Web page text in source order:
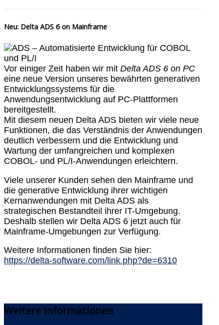
Neu: Delta ADS 6 on Mainframe
Vor einiger Zeit haben wir mit Delta ADS 6 on PC
eine neue Version unseres bewährten generativen
Entwicklungssystems für die
Anwendungsentwicklung auf PC-Plattformen
bereitgestellt.
Mit diesem neuen Delta ADS bieten wir viele neue
Funktionen, die das Verständnis der Anwendungen
deutlich verbessern und die Entwicklung und
Wartung der umfangreichen und komplexen
COBOL- und PL/I-Anwendungen erleichtern.
Viele unserer Kunden sehen den Mainframe und
die generative Entwicklung ihrer wichtigen
Kernanwendungen mit Delta ADS als
strategischen Bestandteil ihrer IT-Umgebung.
Deshalb stellen wir Delta ADS 6 jetzt auch für
Mainframe-Umgebungen zur Verfügung.
Weitere Informationen finden Sie hier:
https://delta-software.com/link.php?de=6310
Weitere Informationen